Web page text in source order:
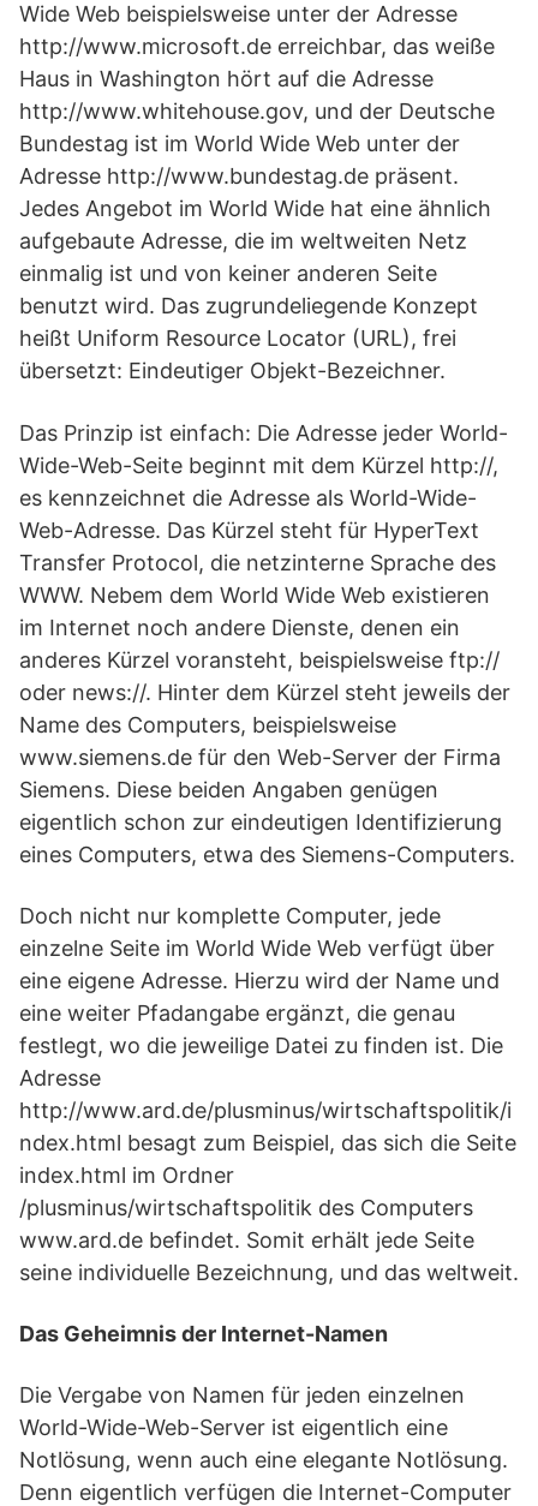
Wide Web beispielsweise unter der Adresse
http://www.microsoft.de erreichbar, das weiße
Haus in Washington hört auf die Adresse
http://www.whitehouse.gov, und der Deutsche
Bundestag ist im World Wide Web unter der
Adresse http://www.bundestag.de präsent.
Jedes Angebot im World Wide hat eine ähnlich
aufgebaute Adresse, die im weltweiten Netz
einmalig ist und von keiner anderen Seite
benutzt wird. Das zugrundeliegende Konzept
heißt Uniform Resource Locator (URL), frei
übersetzt: Eindeutiger Objekt-Bezeichner.
Das Prinzip ist einfach: Die Adresse jeder World-
Wide-Web-Seite beginnt mit dem Kürzel http://,
es kennzeichnet die Adresse als World-Wide-
Web-Adresse. Das Kürzel steht für HyperText
Transfer Protocol, die netzinterne Sprache des
WWW. Nebem dem World Wide Web existieren
im Internet noch andere Dienste, denen ein
anderes Kürzel voransteht, beispielsweise ftp://
oder news://. Hinter dem Kürzel steht jeweils der
Name des Computers, beispielsweise
www.siemens.de für den Web-Server der Firma
Siemens. Diese beiden Angaben genügen
eigentlich schon zur eindeutigen Identifizierung
eines Computers, etwa des Siemens-Computers.
Doch nicht nur komplette Computer, jede
einzelne Seite im World Wide Web verfügt über
eine eigene Adresse. Hierzu wird der Name und
eine weiter Pfadangabe ergänzt, die genau
festlegt, wo die jeweilige Datei zu finden ist. Die
Adresse
http://www.ard.de/plusminus/wirtschaftspolitik/i
ndex.html besagt zum Beispiel, das sich die Seite
index.html im Ordner
/plusminus/wirtschaftspolitik des Computers
www.ard.de befindet. Somit erhält jede Seite
seine individuelle Bezeichnung, und das weltweit.
Das Geheimnis der Internet-Namen
Die Vergabe von Namen für jeden einzelnen
World-Wide-Web-Server ist eigentlich eine
Notlösung, wenn auch eine elegante Notlösung.
Denn eigentlich verfügen die Internet-Computer